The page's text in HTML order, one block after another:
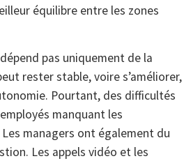
équilibre entre les zones
pas uniquement de la
rester stable, voire s’améliorer,
Pourtant, des difficultés
manquant les
managers ont également du
Les appels vidéo et les